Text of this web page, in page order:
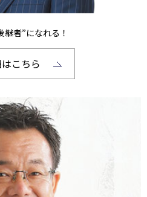
者”になれる！
こちら